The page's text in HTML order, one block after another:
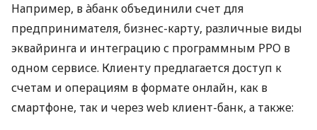
Например, в àбанк объединили счет для
предпринимателя, бизнес-карту, различные виды
эквайринга и интеграцию с программным РРО в
одном сервисе. Клиенту предлагается доступ к
счетам и операциям в формате онлайн, как в
смартфоне, так и через web клиент-банк, а также: